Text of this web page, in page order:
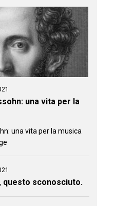
una vita per la
una vita per la musica
questo sconosciuto.